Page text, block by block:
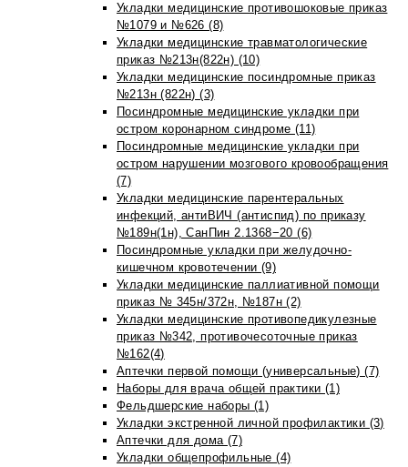
Укладки медицинские противошоковые приказ
№1079 и №626 (8)
Укладки медицинские травматологические
приказ №213н(822н) (10)
Укладки медицинские посиндромные приказ
№213н (822н) (3)
Посиндромные медицинские укладки при
остром коронарном синдроме (11)
Посиндромные медицинские укладки при
остром нарушении мозгового кровообращения
(7)
Укладки медицинские парентеральных
инфекций, антиВИЧ (антиспид) по приказу
№189н(1н), СанПин 2.1368−20 (6)
Посиндромные укладки при желудочно-
кишечном кровотечении (9)
Укладки медицинские паллиативной помощи
приказ № 345н/372н, №187н (2)
Укладки медицинские противопедикулезные
приказ №342, противочесоточные приказ
№162(4)
Аптечки первой помощи (универсальные) (7)
Наборы для врача общей практики (1)
Фельдшерские наборы (1)
Укладки экстренной личной профилактики (3)
Аптечки для дома (7)
Укладки общепрофильные (4)